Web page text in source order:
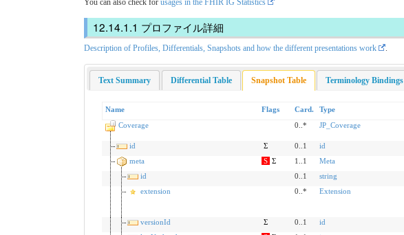
プロファイル詳細
Description of Profiles, Differentials, Snapshots and how the different presentations work .
Text Summary Differential Table Snapshot Table Terminology Bindings
Name Flags Card. Type
Coverage
0..* JP_Coverage
id
Σ 0..1 id
meta
S Σ 1..1 Meta
id
0..1 string
extension
0..* Extension
versionId
Σ 0..1 id